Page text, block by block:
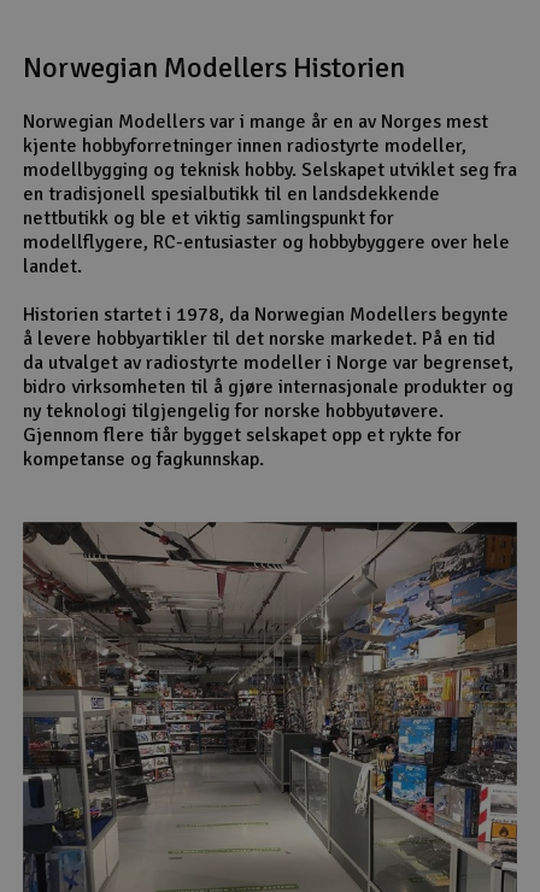
Norwegian Modellers Historien
Norwegian Modellers var i mange år en av Norges mest
kjente hobbyforretninger innen radiostyrte modeller,
modellbygging og teknisk hobby. Selskapet utviklet seg fra
en tradisjonell spesialbutikk til en landsdekkende
nettbutikk og ble et viktig samlingspunkt for
modellflygere, RC-entusiaster og hobbybyggere over hele
landet.
Historien startet i 1978, da Norwegian Modellers begynte
å levere hobbyartikler til det norske markedet. På en tid
da utvalget av radiostyrte modeller i Norge var begrenset,
bidro virksomheten til å gjøre internasjonale produkter og
ny teknologi tilgjengelig for norske hobbyutøvere.
Gjennom flere tiår bygget selskapet opp et rykte for
kompetanse og fagkunnskap.